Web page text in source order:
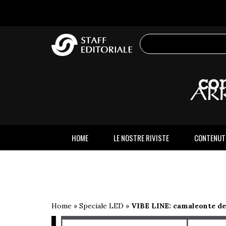
HOME LE NOSTRE RIVISTE
Home » Speciale LED » VIBE LINE: camaleonte